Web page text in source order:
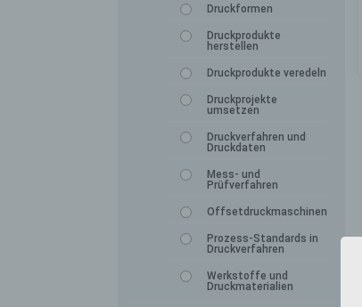
Druckformen
Druckprodukte
herstellen
Druckprodukte veredeln
Druckprojekte
umsetzen
Druckverfahren und
Druckdaten
Mess- und
Prüfverfahren
Offsetdruckmaschinen
Prozess-Standards in
Druckverfahren
Werkstoffe und
Druckmaterialien